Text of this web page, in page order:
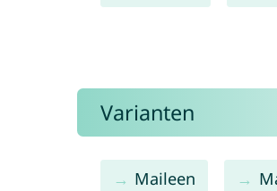
Varianten
Maileen